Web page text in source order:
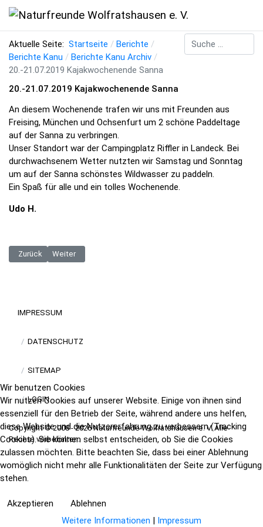
Aktuelle Seite: Startseite
Berichte
Berichte Kanu
Berichte Kanu Archiv
20.-21.07.2019 Kajakwochenende Sanna
Suchen
20.-21.07.2019 Kajakwochenende Sanna
An diesem Wochenende trafen wir uns mit Freunden aus
Freising, München und Ochsenfurt um 2 schöne Paddeltage
auf der Sanna zu verbringen.
Unser Standort war der Campingplatz Riffler in Landeck. Bei
durchwachsenem Wetter nutzten wir Samstag und Sonntag
um auf der Sanna schönstes Wildwasser zu paddeln.
Ein Spaß für alle und ein tolles Wochenende.
Udo H.
Vorheriger Beitrag: 15.09.2019 Protestfahrt "Rettet die Saalach"
Zurück Nächster Beitrag: 15.-22.06.2019 Kobarid / Slowenien
Weiter
IMPRESSUM
DATENSCHUTZ
SITEMAP
LOGIN
Copyright © 2008 - 2026 Naturfreunde Wolfratshausen e. V. Alle
Rechte vorbehalten.
Wir benutzen Cookies
Wir nutzen Cookies auf unserer Website. Einige von ihnen sind
essenziell für den Betrieb der Seite, während andere uns helfen,
diese Website und die Nutzererfahrung zu verbessern (Tracking
Cookies). Sie können selbst entscheiden, ob Sie die Cookies
zulassen möchten. Bitte beachten Sie, dass bei einer Ablehnung
womöglich nicht mehr alle Funktionalitäten der Seite zur Verfügung
stehen.
Akzeptieren
Ablehnen
Weitere Informationen | Impressum